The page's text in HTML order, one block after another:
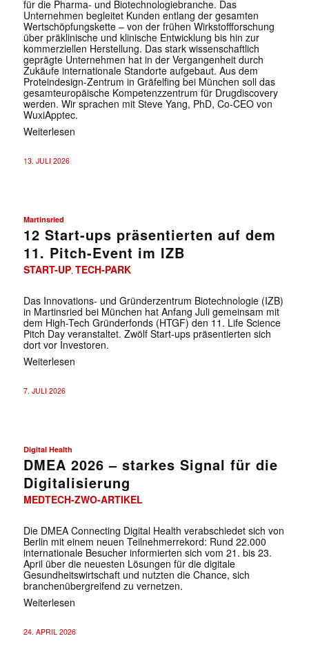
für die Pharma- und Biotechnologiebranche. Das
Unternehmen begleitet Kunden entlang der gesamten
Wertschöpfungskette – von der frühen Wirkstoffforschung
über präklinische und klinische Entwicklung bis hin zur
kommerziellen Herstellung. Das stark wissenschaftlich
geprägte Unternehmen hat in der Vergangenheit durch
Zukäufe internationale Standorte aufgebaut. Aus dem
Proteindesign-Zentrum in Gräfelfing bei München soll das
gesamteuropäische Kompetenzzentrum für Drugdiscovery
werden. Wir sprachen mit Steve Yang, PhD, Co-CEO von
WuxiApptec.
Weiterlesen
13. JULI 2026
Martinsried
12 Start-ups präsentierten auf dem
11. Pitch-Event im IZB
START-UP, TECH-PARK
Das Innovations- und Gründerzentrum Biotechnologie (IZB)
in Martinsried bei München hat Anfang Juli gemeinsam mit
dem High-Tech Gründerfonds (HTGF) den 11. Life Science
Pitch Day veranstaltet. Zwölf Start-ups präsentierten sich
dort vor Investoren.
Weiterlesen
7. JULI 2026
Digital Health
DMEA 2026 – starkes Signal für die
Digitalisierung
MEDTECH-ZWO-ARTIKEL
Die DMEA Connecting Digital Health verabschiedet sich von
Berlin mit einem neuen Teilnehmerrekord: Rund 22.000
internationale Besucher informierten sich vom 21. bis 23.
April über die neuesten Lösungen für die digitale
Gesundheitswirtschaft und nutzten die Chance, sich
branchenübergreifend zu vernetzen.
Weiterlesen
24. APRIL 2026